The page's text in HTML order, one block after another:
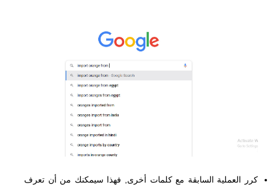
كرر العملية السابقة مع كلمات أخرى, فهذا سيمكنك من أن تعرف